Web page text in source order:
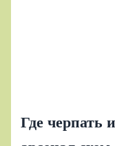
Где черпать